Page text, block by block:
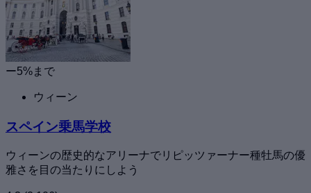
ー5%まで
ウィーン
スペイン乗馬学校
ウィーンの歴史的なアリーナでリピッツァーナー種牡馬の優
雅さを目の当たりにしよう